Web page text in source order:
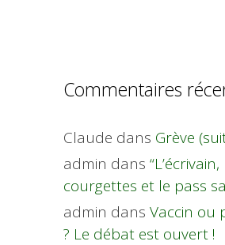
Commentaires
Claude dans Grève
admin dans “L’écrivain,
courgettes et le pass
admin dans Vaccin ou
? Le débat est ouvert !